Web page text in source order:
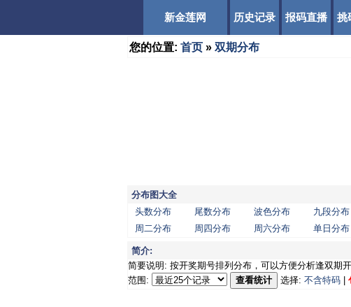
新金莲网 历史记录 报码直播 挑
您的位置: 首页 » 双期分布
分布图大全
头数分布
尾数分布 波色分布 九段分布
周二分布
周四分布 周六分布 单日分布
简介:
简要说明: 按开奖期号排列分布，可以方便分析逢双期开
范围:
查看统计 选择: 不含特码